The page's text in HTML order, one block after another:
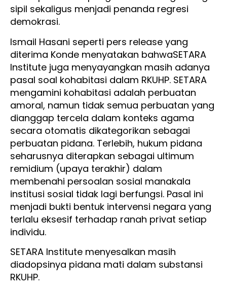
sipil sekaligus menjadi penanda regresi
demokrasi.
Ismail Hasani seperti pers release yang
diterima Konde menyatakan bahwaSETARA
Institute juga menyayangkan masih adanya
pasal soal kohabitasi dalam RKUHP. SETARA
mengamini kohabitasi adalah perbuatan
amoral, namun tidak semua perbuatan yang
dianggap tercela dalam konteks agama
secara otomatis dikategorikan sebagai
perbuatan pidana. Terlebih, hukum pidana
seharusnya diterapkan sebagai ultimum
remidium (upaya terakhir) dalam
membenahi persoalan sosial manakala
institusi sosial tidak lagi berfungsi. Pasal ini
menjadi bukti bentuk intervensi negara yang
terlalu eksesif terhadap ranah privat setiap
individu.
SETARA Institute menyesalkan masih
diadopsinya pidana mati dalam substansi
RKUHP.